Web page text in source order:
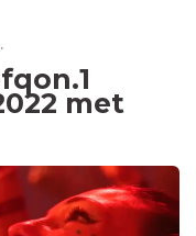
·
met